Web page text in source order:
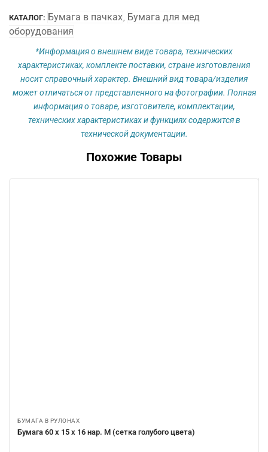
(с
меткой)
м2
КАТАЛОГ: Бумага в пачках, Бумага для мед
оборудования
*Информация о внешнем виде товара, технических
характеристиках, комплекте поставки, стране изготовления
носит справочный характер. Внешний вид товара/изделия
может отличаться от представленного на фотографии. Полная
информация о товаре, изготовителе, комплектации,
технических характеристиках и функциях содержится в
технической документации.
Похожие Товары
БУМАГА В РУЛОНАХ
Бумага 60 х 15 х 16 нар. М (сетка голубого цвета)